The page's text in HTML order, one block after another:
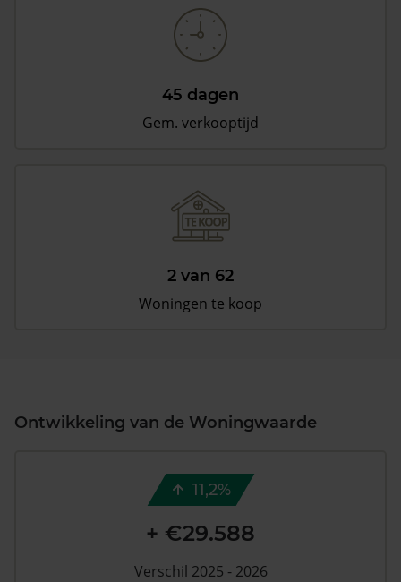
45 dagen
Gem. verkooptijd
2 van 62
Woningen te koop
Ontwikkeling van de Woningwaarde
11,2%
+ €29.588
Verschil 2025 - 2026